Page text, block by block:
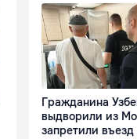
Гражданина
выдворили из
запретили въезд